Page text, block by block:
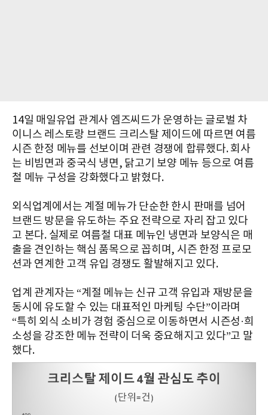
14일 매일유업 관계사 엠즈씨드가 운영하는 글로벌 차
이니스 레스토랑 브랜드 크리스탈 제이드에 따르면 여름
시즌 한정 메뉴를 선보이며 관련 경쟁에 합류했다. 회사
는 비빔면과 중국식 냉면, 닭고기 보양 메뉴 등으로 여름
철 메뉴 구성을 강화했다고 밝혔다.
외식업계에서는 계절 메뉴가 단순한 한시 판매를 넘어
브랜드 방문을 유도하는 주요 전략으로 자리 잡고 있다
고 본다. 실제로 여름철 대표 메뉴인 냉면과 보양식은 매
출을 견인하는 핵심 품목으로 꼽히며, 시즌 한정 프로모
션과 연계한 고객 유입 경쟁도 활발해지고 있다.
업계 관계자는 “계절 메뉴는 신규 고객 유입과 재방문을
동시에 유도할 수 있는 대표적인 마케팅 수단”이라며
“특히 외식 소비가 경험 중심으로 이동하면서 시즌성·희
소성을 강조한 메뉴 전략이 더욱 중요해지고 있다”고 말
했다.